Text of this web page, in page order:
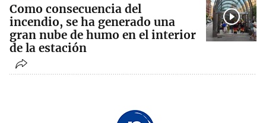
Como consecuencia del
incendio, se ha generado una
gran nube de humo en el interior
de la estación